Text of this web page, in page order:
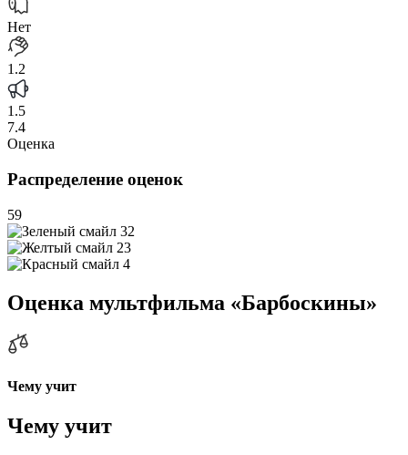
Нет
1.2
1.5
7.4
Оценка
Распределение оценок
59
32
23
4
Оценка мультфильма «Барбоскины»
Чему учит
Чему учит